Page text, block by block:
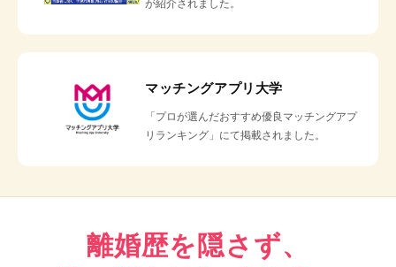
が紹介されました。
マッチングアプリ大学
「プロが選んだおすすめ優良マッチングアプ
リランキング」にて掲載されました。
離婚歴を隠さず、